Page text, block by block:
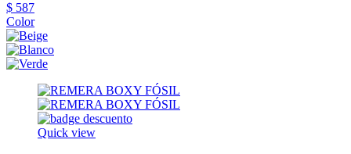
$ 587
Color
Quick view